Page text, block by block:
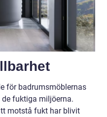
för badrumsmöblernas
fuktiga miljöerna.
motstå fukt har blivit